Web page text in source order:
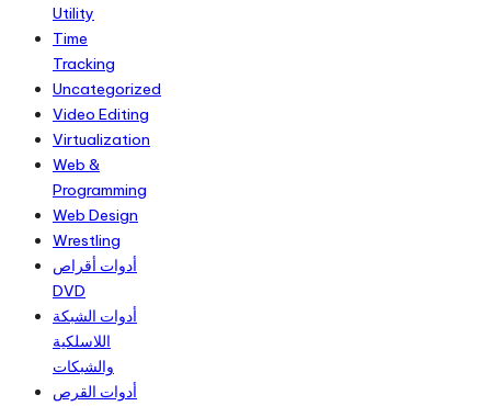
Utility
Time
Tracking
Uncategorized
Video Editing
Virtualization
Web &
Programming
Web Design
Wrestling
أدوات أقراص
DVD
أدوات الشبكة
اللاسلكية
والشبكات
أدوات القرص